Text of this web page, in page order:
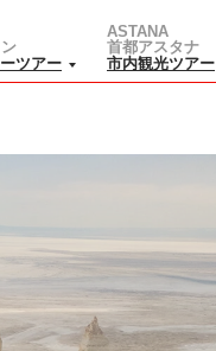
ツアー
ASTANA
首都アスタナ
市内観光ツアー